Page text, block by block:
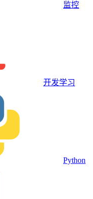
监控
开发学习
Python